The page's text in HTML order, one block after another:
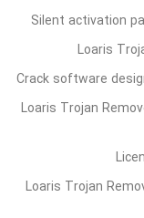
Silent activation
Loaris
Crack software
Loaris Trojan
Loaris Trojan